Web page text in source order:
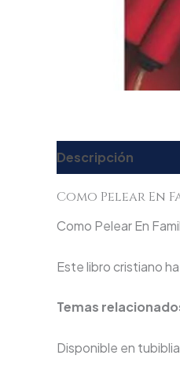
Descripción
Como Pelear En
Como Pelear En
Este libro cristiano
Temas
Disponible en